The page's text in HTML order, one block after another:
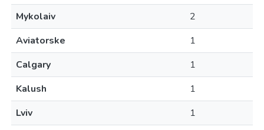
Mykolaiv
2
Aviatorske
1
Calgary
1
Kalush
1
Lviv
1